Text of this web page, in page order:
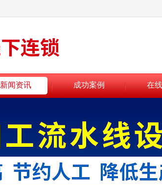
新闻资讯 成功案例 在